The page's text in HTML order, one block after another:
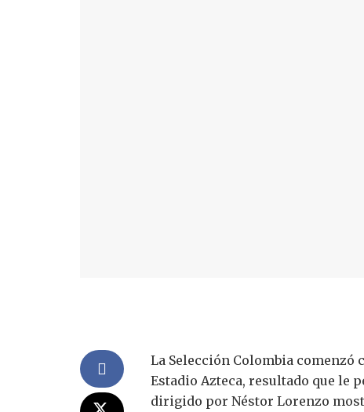
La Selección Colombia comenzó
Estadio Azteca, resultado que le
dirigido por Néstor Lorenzo